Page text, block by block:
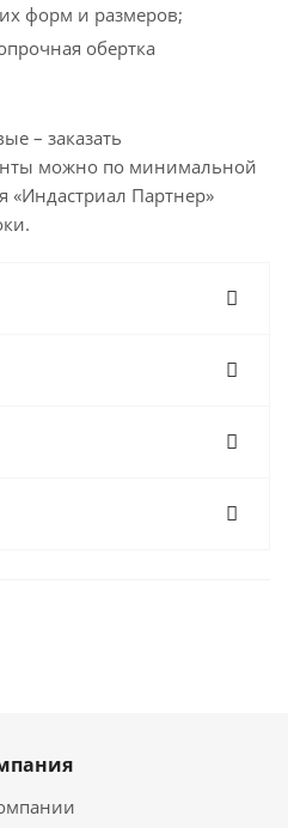
форм и размеров;
обертка
– заказать
можно по минимальной
«Индастриал Партнер»